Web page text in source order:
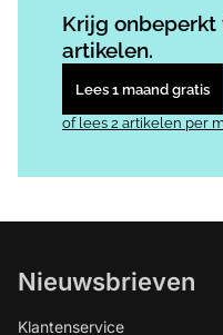
Krijg
artikelen.
Lees 1 maand gratis
of lees 2 artikelen per
Nieuwsbrieven
Klantenservice